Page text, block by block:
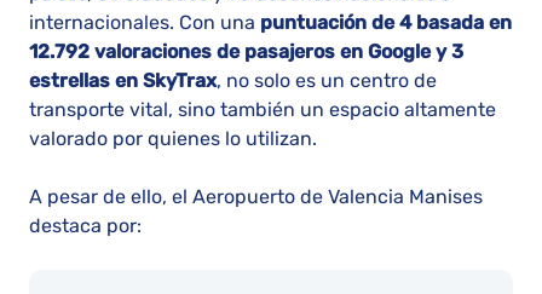
internacionales. Con una puntuación de 4 basada en
12.792 valoraciones de pasajeros en Google y 3
estrellas en SkyTrax, no solo es un centro de
transporte vital, sino también un espacio altamente
valorado por quienes lo utilizan​​​​​​​​.
A pesar de ello, el Aeropuerto de Valencia Manises
destaca por: